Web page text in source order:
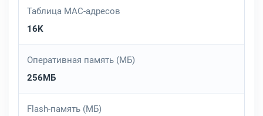
Таблица MAC-адресов
16K
Оперативная память (МБ)
256МБ
Flash-память (МБ)